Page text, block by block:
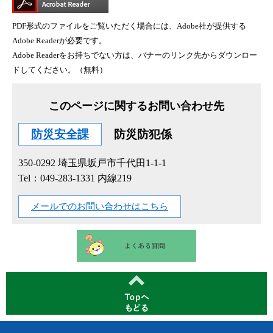
PDF形式のファイルをご覧いただく場合には、Adobe社が提供する
Adobe Readerが必要です。
Adobe Readerをお持ちでない方は、バナーのリンク先からダウンロー
ドしてください。（無料）
このページに関するお問い合わせ先
防災安全課 防災防犯係
350-0292 埼玉県坂戸市千代田1-1-1
Tel：049-283-1331 内線219
メールでのお問い合わせはこちら